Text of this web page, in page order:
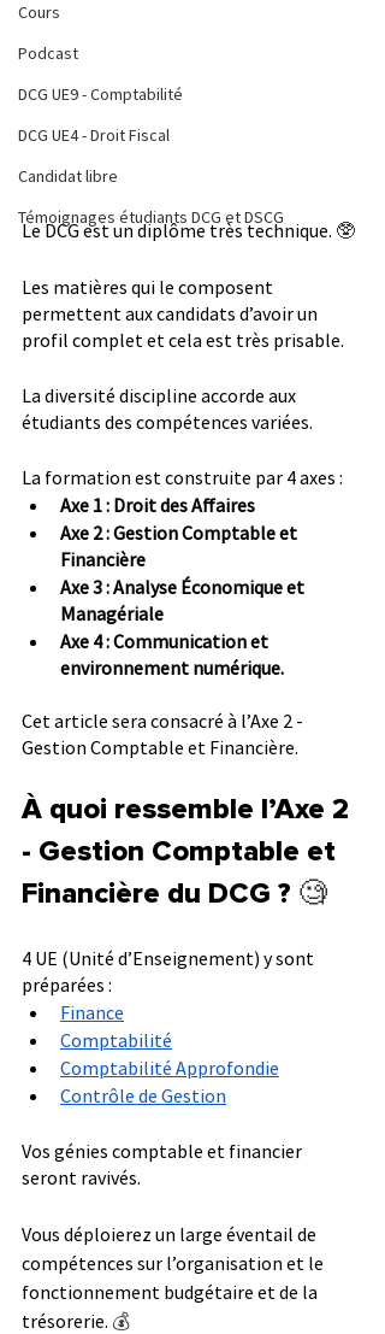
Cours
Podcast
DCG UE9 - Comptabilité
DCG UE4 - Droit Fiscal
Candidat libre
Témoignages étudiants DCG et DSCG
Le DCG est un diplôme très technique. 🥸
Les matières qui le composent
permettent aux candidats d’avoir un
profil complet et cela est très prisable.
La diversité discipline accorde aux
étudiants des compétences variées.
La formation est construite par 4 axes :
Axe 1 : Droit des Affaires
Axe 2 : Gestion Comptable et
Financière
Axe 3 : Analyse Économique et
Managériale
Axe 4 : Communication et
environnement numérique.
Cet article sera consacré à l’Axe 2 -
Gestion Comptable et Financière.
À quoi ressemble l’Axe 2
- Gestion Comptable et
Financière du DCG ? 🧐
4 UE (Unité d’Enseignement) y sont
préparées :
Finance
Comptabilité
Comptabilité Approfondie
Contrôle de Gestion
Vos génies comptable et financier
seront ravivés.
Vous déploierez un large éventail de
compétences sur l’organisation et le
fonctionnement budgétaire et de la
trésorerie. 💰